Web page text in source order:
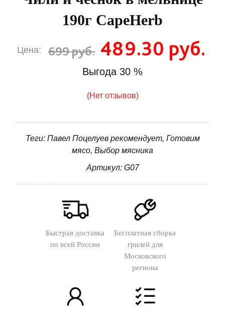
190г CapeHerb
Цена: 699 руб. 489.30 руб.
Выгода 30 %
(Нет отзывов)
Теги: Павел Поцелуев рекомендует, Готовим
мясо, Выбор мясника
Артикул: G07
Быстрая доставка
по всей России
Бесплатная сборка
грилей для
Московского
региона